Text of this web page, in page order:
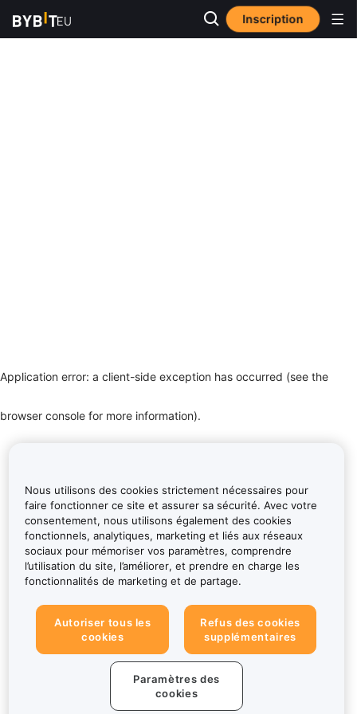
Inscription
Application error: a client-side exception has occurred (see the
browser console for more information).
Nous utilisons des cookies strictement nécessaires pour
faire fonctionner ce site et assurer sa sécurité. Avec votre
consentement, nous utilisons également des cookies
fonctionnels, analytiques, marketing et liés aux réseaux
sociaux pour mémoriser vos paramètres, comprendre
l’utilisation du site, l’améliorer, et prendre en charge les
fonctionnalités de marketing et de partage.
Autoriser tous les
cookies
Refus des cookies
supplémentaires
Paramètres des
cookies